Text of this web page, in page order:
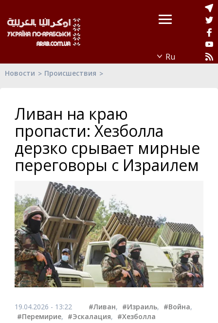
Новости Происшествия
Ливан на краю
пропасти: Хезболла
дерзко срывает мирные
переговоры с Израилем
19.04.2026 - 13:22 #Ливан, #Израиль, #Война,
#Перемирие, #Эскалация, #Хезболла